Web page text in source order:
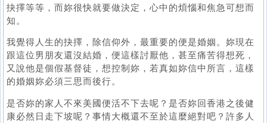
抉擇等等，而妳很快就要做決定，心中的煩惱和焦急可想而
知。
我覺得人生的抉擇，除信仰外，最重要的便是婚姻。妳現在
跟這位男朋友還沒結婚，便這樣討厭他，甚至痛苦得想死，
又說他是個假基督徒，想控制妳，若真如妳信中所言，這樣
的婚姻妳必須三思而後行。
是否妳的家人不來美國便活不下去呢？是否妳回香港之後健
康必然日走下坡呢？事情大概還不至於這麼絕對吧？許多人